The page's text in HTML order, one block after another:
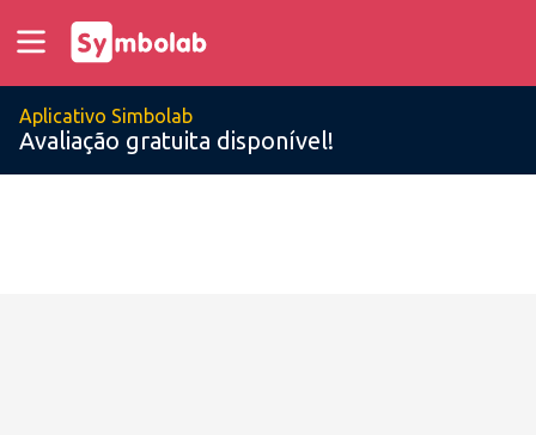
Aplicativo Simbolab
Avaliação gratuita disponível!